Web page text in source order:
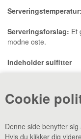
Cookie
Denne side benytter
Hvis du klikker dig
Serveringstemperatur:
Serveringsforslag: Et
modne oste.
Indeholder sulfitter
«-Tilbage